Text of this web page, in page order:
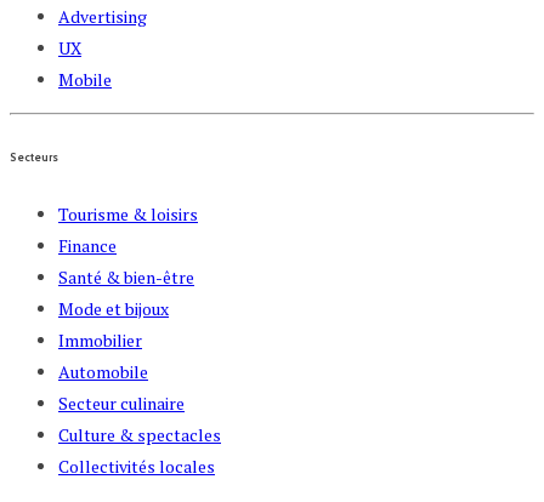
Advertising
UX
Mobile
Secteurs
Tourisme & loisirs
Finance
Santé & bien-être
Mode et bijoux
Immobilier
Automobile
Secteur culinaire
Culture & spectacles
Collectivités locales